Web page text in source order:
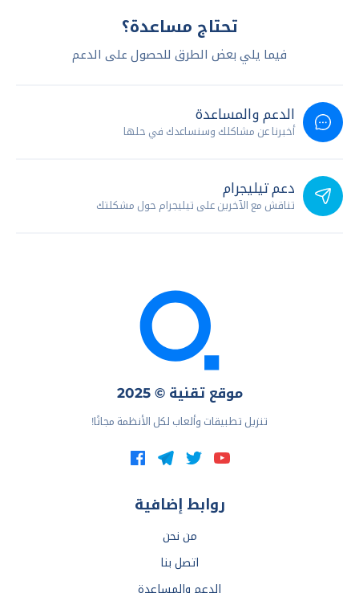
تحتاج مساعدة؟
فيما يلي بعض الطرق للحصول على الدعم
الدعم والمساعدة
أخبرنا عن مشاكلك وسنساعدك في حلها
دعم تيليجرام
تناقش مع الآخرين على تيليجرام حول مشكلتك
موقع تقنية © 2025
تنزيل تطبيقات وألعاب لكل الأنظمة مجانًا!
روابط إضافية
من نحن
اتصل بنا
الدعم والمساعدة